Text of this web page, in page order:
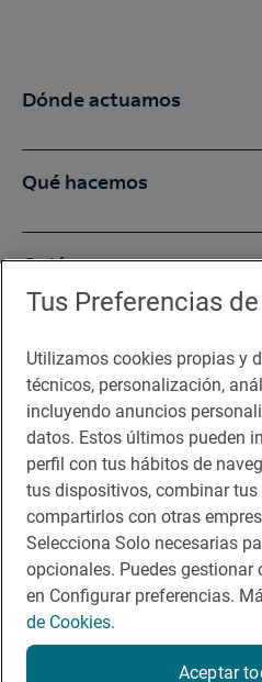
Dónde actuamos
Qué hacemos
Quiénes somos
Sala de prensa
Te puede interesar
Aviso legal
Contacto
Normas participación en RRSS
Tus Preferencias
Utilizamos cookies propias y
técnicos, personalización,
incluyendo anuncios
datos. Estos últimos pueden
perfil con tus hábitos de
tus dispositivos, combinar
compartirlos con otras
Selecciona Solo necesarias
opcionales. Puedes gestionar
en Configurar preferencias.
de Cookies.
Aceptar